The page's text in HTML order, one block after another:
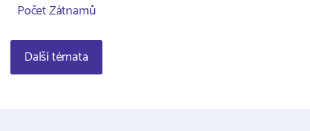
Počet Zátnamů
Další témata